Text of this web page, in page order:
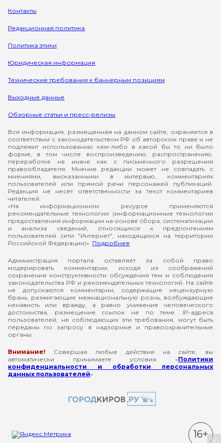
Контакты
Редакционная политика
Политика этики
Юридическая информация
Технические требования к баннерным позициям
Выходные данные
Обзорные статьи и пресс-релизы
Вся информация, размещенная на данном сайте, охраняется в
соответствии с законодательством РФ об авторском праве и не
подлежит использованию кем-либо в какой бы то ни было
форме, в том числе воспроизведению, распространению,
переработке не иначе как с письменного разрешения
правообладателя. Мнение редакции может не совпадать с
мнениями, высказанными в интервью, комментариях
пользователей или прямой речи персонажей публикаций.
Редакция не несёт ответственности за текст комментариев
читателей.
«На информационном ресурсе применяются
рекомендательные технологии (информационные технологии
предоставления информации на основе сбора, систематизации
и анализа сведений, относящихся к предпочтениям
пользователей сети "Интернет", находящихся на территории
Российской Федерации)». Подробнее
Администрация портала оставляет за собой право
модерировать комментарии, исходя из соображений
сохранения конструктивности обсуждения тем и соблюдения
законодательства РФ и рекомендательных технологий. На сайте
не допускаются комментарии, содержащие нецензурную
брань, разжигающие межнациональную рознь, возбуждающие
ненависть или вражду, а равно унижение человеческого
достоинства, размещение ссылок не по теме. IP-адреса
пользователей, не соблюдающих эти требования, могут быть
переданы по запросу в надзорные и правоохранительные
органы.
Внимание! Совершая любые действия на сайте, вы
автоматически принимаете условия «Политики
конфиденциальности и обработки персональных
данных пользователей»
16+